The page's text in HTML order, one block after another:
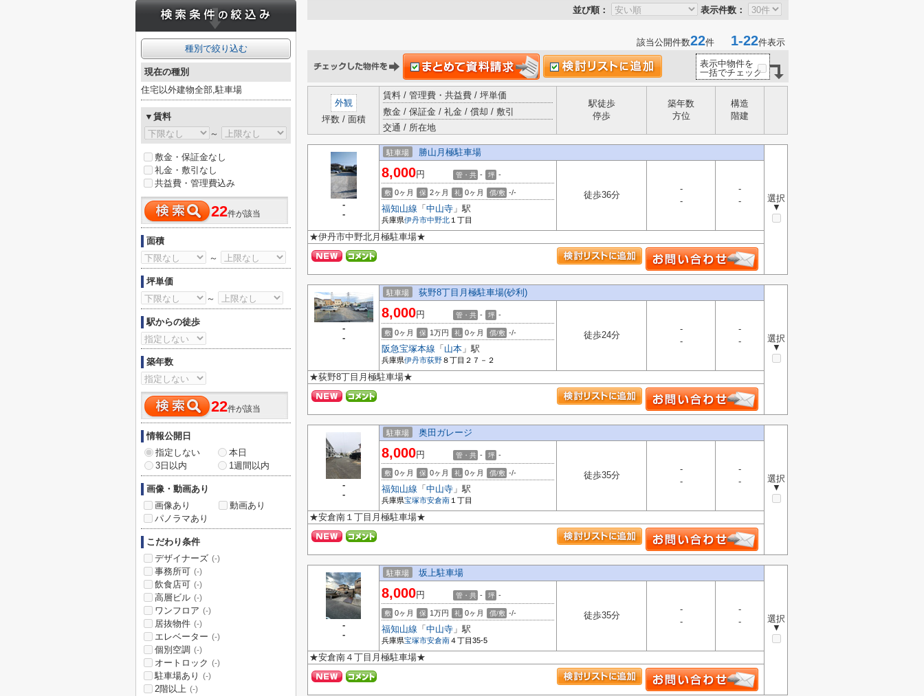
並び順： 表示件数：
該当公開件数22件 1-22件表示
表示中物件を
一括でチェック
外観
坪数 / 面積
賃料 / 管理費・共益費 / 坪単価
敷金 / 保証金 / 礼金 / 償却 / 敷引
交通 / 所在地
駅徒歩
停歩
築年数
方位
構造
階建
-
-
駐車場 勝山月極駐車場
選択
▼
8,000円 管・共 - 坪 -
敷 0ヶ月 保 2ヶ月 礼 0ヶ月 償/敷 -/-
福知山線 「 中山寺 」駅
兵庫県伊丹市中野北 １丁目
徒歩36分
-
-
-
-
★伊丹市中野北月極駐車場★
-
-
駐車場 荻野8丁目月極駐車場(砂利)
選択
▼
8,000円 管・共 - 坪 -
敷 0ヶ月 保 1万円 礼 0ヶ月 償/敷 -/-
阪急宝塚本線 「 山本 」駅
兵庫県伊丹市荻野８丁目２７－２
徒歩24分
-
-
-
-
★荻野8丁目月極駐車場★
-
-
駐車場 奥田ガレージ
選択
▼
8,000円 管・共 - 坪 -
敷 0ヶ月 保 0ヶ月 礼 0ヶ月 償/敷 -/-
福知山線 「 中山寺 」駅
兵庫県宝塚市安倉南 １丁目
徒歩35分
-
-
-
-
★安倉南１丁目月極駐車場★
-
-
駐車場 坂上駐車場
選択
▼
8,000円 管・共 - 坪 -
敷 0ヶ月 保 1万円 礼 0ヶ月 償/敷 -/-
福知山線 「 中山寺 」駅
兵庫県宝塚市安倉南４丁目35-5
徒歩35分
-
-
-
-
★安倉南４丁目月極駐車場★
種別で絞り込む
現在の種別
住宅以外建物全部,駐車場
▼賃料
～
敷金・保証金なし
礼金・敷引なし
共益費・管理費込み
22件が該当
面積
～
坪単価
～
駅からの徒歩
築年数
22件が該当
情報公開日
指定しない
本日
3日以内
1週間以内
画像・動画あり
画像あり
動画あり
パノラマあり
こだわり条件
デザイナーズ (-)
事務所可 (-)
飲食店可 (-)
高層ビル (-)
ワンフロア (-)
居抜物件 (-)
エレベーター (-)
個別空調 (-)
オートロック (-)
駐車場あり (-)
2階以上 (-)